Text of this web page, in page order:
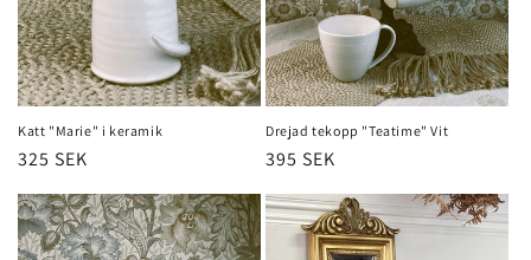
Katt "Marie" i keramik
Ordinarie
pris
325 SEK
Drejad tekopp "Teatime" Vit
Ordinarie
pris
395 SEK